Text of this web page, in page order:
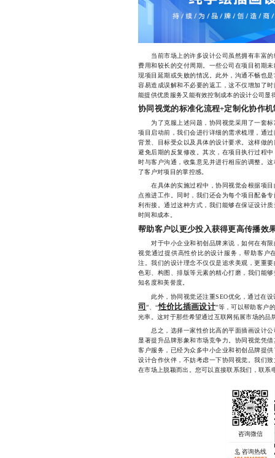
当前市场上的许多设计公司虽然拥有丰富的
费用和较长的交付周期。一些公司在项目初期
现项目延期或失败的情况。此外，沟通不畅也
容易造成误解和不必要的返工，这不仅增加了
能提供优质服务又能有效控制成本的设计公司显
协同视觉的标准化流程+定制化协作机
为了克服上述问题，协同视觉采用了一套标
项目启动前，我们会进行详细的需求梳理，通
背景、目标受众以及具体的设计要求。这样做
避免后期的反复修改。其次，在项目执行过程
时与客户沟通，收集意见并进行相应的调整。
了客户对项目的掌控感。
在具体的实施过程中，协同视觉会根据项目
点推进工作。同时，我们还会为每个项目配备
利衔接。通过这种方式，我们能够在保证设计
时间和成本。
帮助客户以更少投入获得更高传播效
对于中小企业和初创品牌来说，如何在有限
视觉通过提供高性价比的设计服务，帮助客户
注。我们的设计理念不仅仅是追求美观，更重
色彩、构图、排版等元素的精心打磨，我们能
知名度和美誉度。
此外，协同视觉还注重SEO优化，通过在设
司”、“性价比插画设计”等，可以帮助客户
光率。这对于那些希望通过互联网拓展市场的品
总之，选择一家性价比高的平面插画设计公
显著提升品牌形象和市场竞争力。协同视觉凭
客户服务，已经为众多中小企业和初创品牌提
设计合作伙伴，不妨考虑一下协同视觉。我们
在市场上脱颖而出。您可以直接联系我们，联系
咨询热线